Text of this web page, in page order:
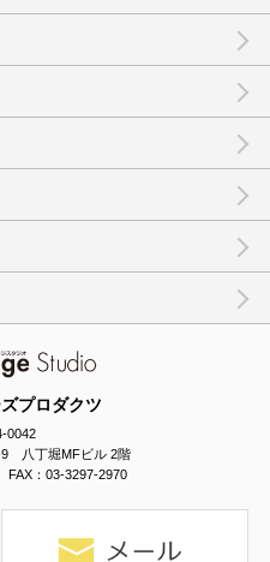
プロダクツ
0042
9 八丁堀MFビル 2階
：03-3297-2970